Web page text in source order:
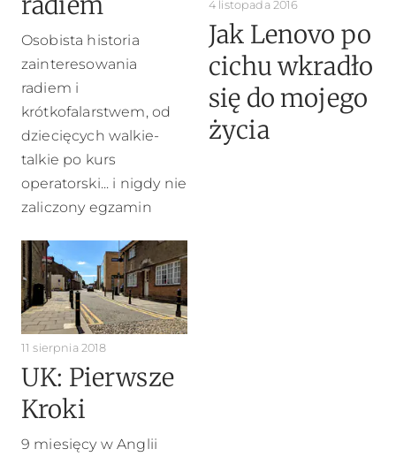
Osobista historia
zainteresowania
radiem i
krótkofalarstwem, od
dziecięcych walkie-
talkie po kurs
operatorski... i nigdy nie
zaliczony egzamin
4 listopada 2016
Jak Lenovo po
cichu wkradło
się do mojego
życia
11 sierpnia 2018
UK: Pierwsze
Kroki
9 miesięcy w Anglii